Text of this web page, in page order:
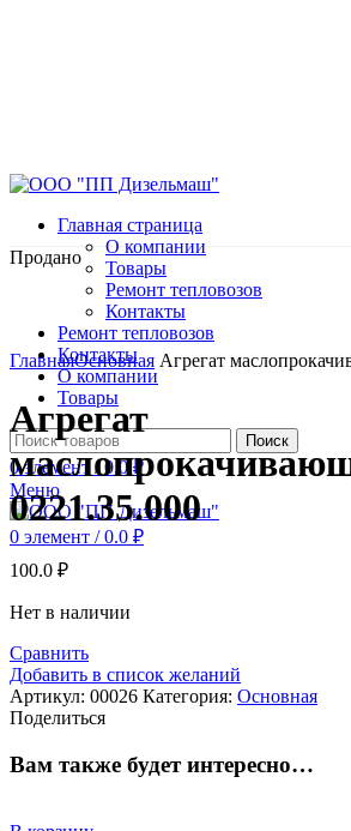
Главная страница
О компании
Товары
Ремонт тепловозов
Контакты
Ремонт тепловозов
Контакты
О компании
Товары
Поиск
0элемент / 0.0₽
Меню
0 элемент / 0.0 ₽
Продано
Нажмите, чтобы увеличить
ГлавнаяОсновная Агрегат
Агрегат
0221.35.000
100.0 ₽
Нет в наличии
Сравнить
Добавить в список желаний
Артикул: 00026 Категория: Основная
Поделиться
Вам также будет интересно…